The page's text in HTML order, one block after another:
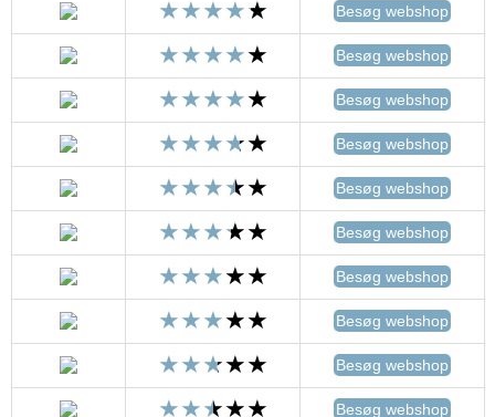
Besøg webshop
Besøg webshop
Besøg webshop
Besøg webshop
Besøg webshop
Besøg webshop
Besøg webshop
Besøg webshop
Besøg webshop
Besøg webshop